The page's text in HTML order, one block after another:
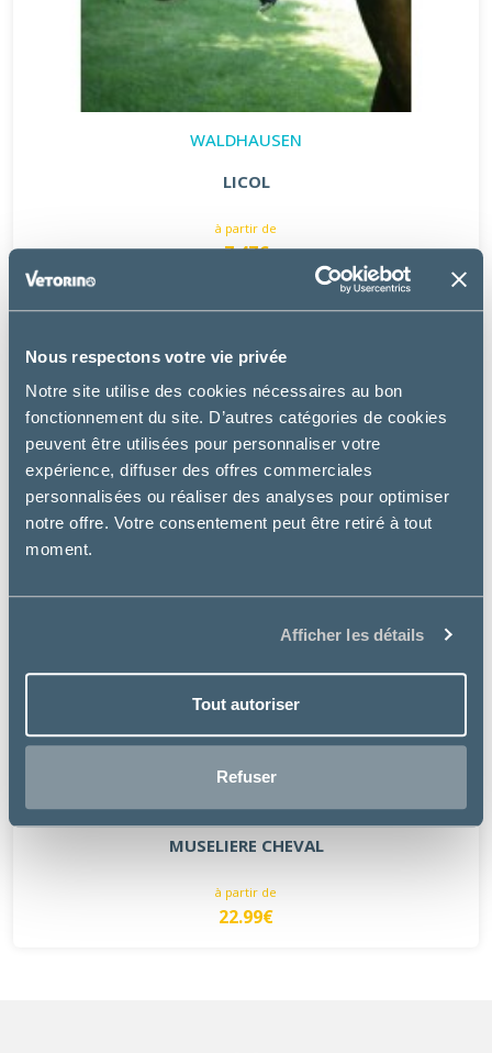
Nous respectons votre vie privée
Notre site utilise des cookies nécessaires au bon
fonctionnement du site. D’autres catégories de cookies
peuvent être utilisées pour personnaliser votre
expérience, diffuser des offres commerciales
personnalisées ou réaliser des analyses pour optimiser
notre offre. Votre consentement peut être retiré à tout
moment.
Afficher les détails
Tout autoriser
Refuser
WALDHAUSEN
LICOL
à partir de
7.47€
WALDHAUSEN
MUSELIERE CHEVAL
à partir de
22.99€